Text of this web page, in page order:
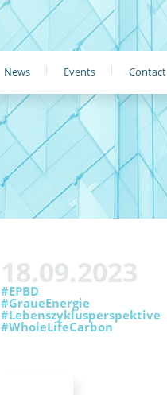
News Events Contact
18.09.2023
#EPBD
#GraueEnergie
#Lebenszyklusperspektive
#WholeLifeCarbon